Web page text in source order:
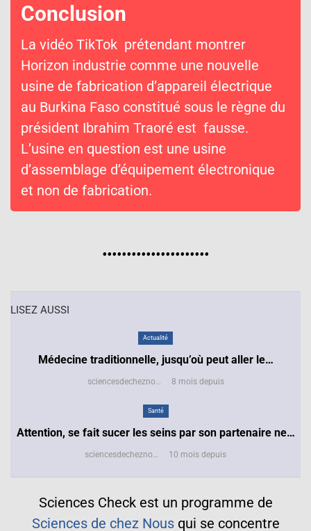
Conclusion
La vidéo TikTok prétendant montrer
Horizon industrie comme une nouvelle
usine de fabrication d’appareil électrique
au Burkina Faso constitué sous le règne du
président Ibrahim Traoré est fausse.
L’usine en question est une usine
d’assemblage d’équipement électronique
et non de fabrication.
••••••••••••••••••••••
LISEZ AUSSI
Actualité
Médecine traditionnelle, jusqu’où peut aller le…
sciencesdecheznous@gmail.com 8 mois depuis
Santé
Attention, se fait sucer les seins par son partenaire ne…
10 mois depuis
Sciences Check est un programme de
Sciences de chez Nousqui se concentre